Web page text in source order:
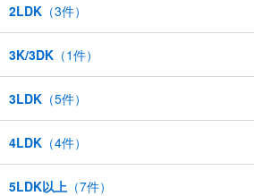
2LDK （3件）
3K/3DK （1件）
3LDK （5件）
4LDK （4件）
5LDK以上 （7件）